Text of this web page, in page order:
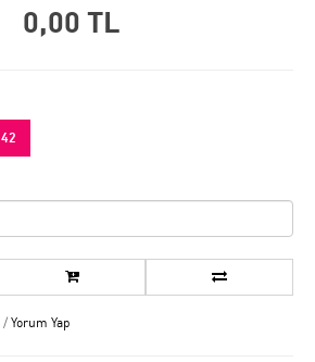
0,00 TL
42
/ Yorum Yap